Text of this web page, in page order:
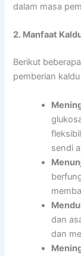
dalam masa
2. Manfaat
Berikut
pemberian
sendi
dan
dan